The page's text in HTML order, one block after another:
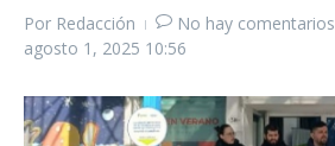
Por Redacción
No hay comentarios
agosto 1, 2025 10:56